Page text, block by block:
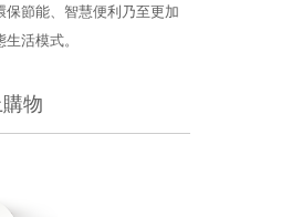
保節能、智慧便利乃至更加
活模式。
購物